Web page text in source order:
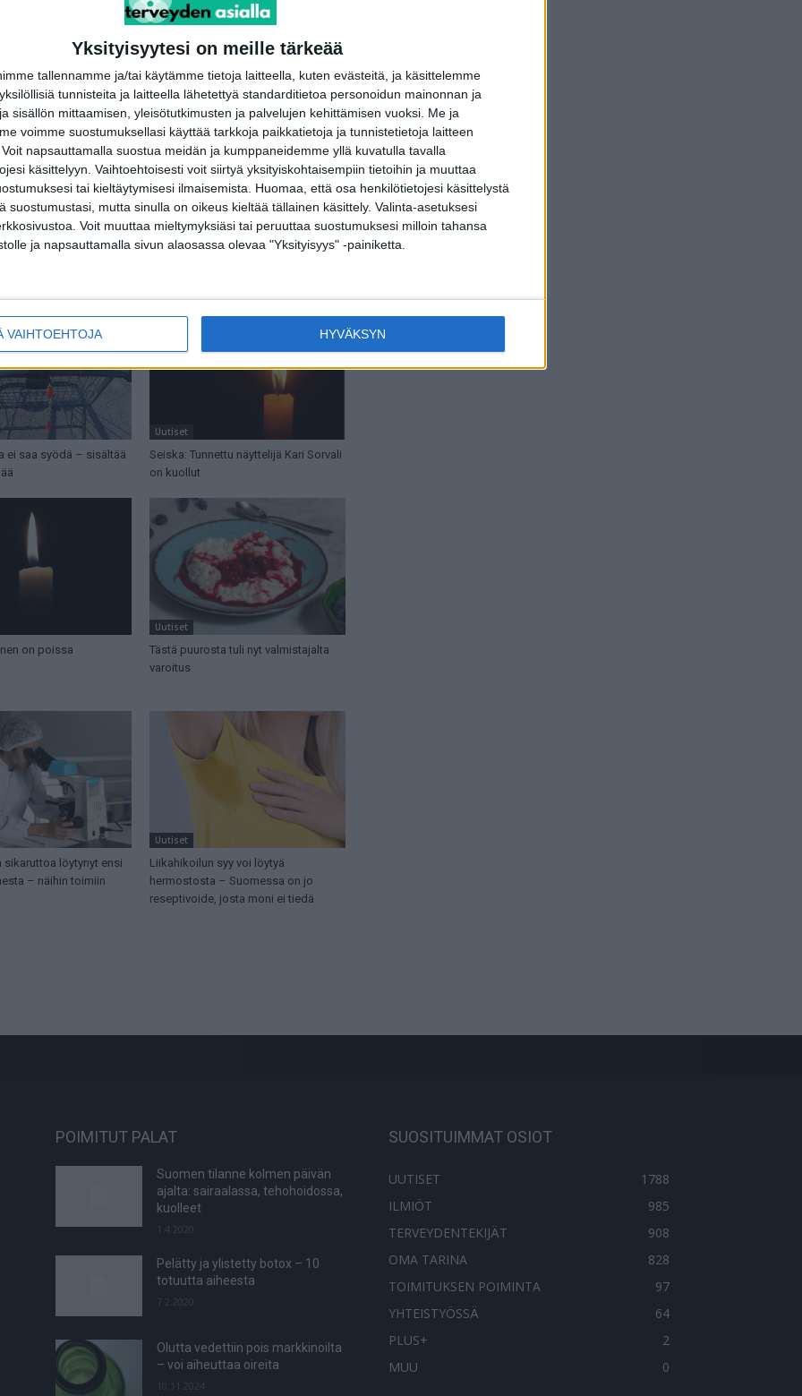
Yksityisyytesi on meille tärkeää
tallennamme ja/tai käytämme tietoja laitteella, kuten evästeitä, ja käsittelemme
tunnisteita ja laitteella lähetettyä standarditietoa personoidun mainonnan ja
sisällön mittaamisen, yleisötutkimusten ja palvelujen kehittämisen vuoksi. Me ja
voimme suostumuksellasi käyttää tarkkoja paikkatietoja ja tunnistetietoja laitteen
napsauttamalla suostua meidän ja kumppaneidemme yllä kuvatulla tavalla
käsittelyyn. Vaihtoehtoisesti voit siirtyä yksityiskohtaisempiin tietoihin ja muuttaa
tai kieltäytymisesi ilmaisemista. Huomaa, että osa henkilötietojesi käsittelystä
suostumustasi, mutta sinulla on oikeus kieltää tällainen käsittely. Valinta-asetuksesi
Voit muuttaa mieltymyksiäsi tai peruuttaa suostumuksesi milloin tahansa
ja napsauttamalla sivun alaosassa olevaa "Yksityisyys" -painiketta.
VAIHTOEHTOJA HYVÄKSYN
WhatsApp
Seuraava artikkeli
Väkivaltaa kokeneille miehille perustettiin uusi
hanke
ei saa syödä – sisältää
Uutiset
Seiska: Tunnettu näyttelijä Kari Sorvali
on kuollut
on poissa
Uutiset
Tästä puurosta tuli nyt valmistajalta
varoitus
sikaruttoa löytynyt ensi
– näihin toimiin
Uutiset
Liikahikoilun syy voi löytyä
hermostosta – Suomessa on jo
reseptivoide, josta moni ei tiedä
POIMITUT PALAT
Suomen tilanne kolmen päivän
ajalta: sairaalassa, tehohoidossa,
kuolleet
1.4.2020
Pelätty ja ylistetty botox – 10
totuutta aiheesta
7.2.2020
Olutta vedettiin pois markkinoilta
– voi aiheuttaa oireita
10.11.2024
SUOSITUIMMAT OSIOT
UUTISET
1788
ILMIÖT
985
TERVEYDENTEKIJÄT
908
OMA TARINA
828
TOIMITUKSEN POIMINTA
97
YHTEISTYÖSSÄ
64
PLUS+
2
MUU
0